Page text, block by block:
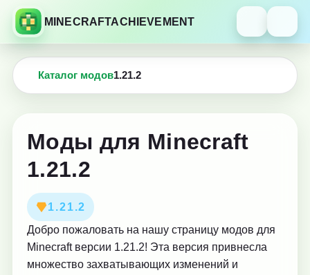
MINECRAFTACHIEVEMENT
Каталог модов1.21.2
Моды для Minecraft
1.21.2
1.21.2
Добро пожаловать на нашу страницу модов для
Minecraft версии 1.21.2! Эта версия привнесла
множество захватывающих изменений и